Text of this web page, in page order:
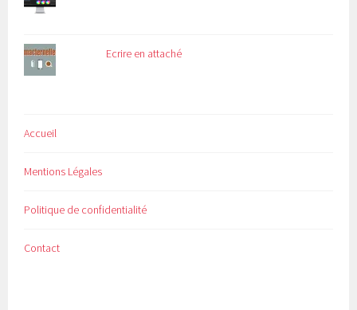
Ecrire en attaché
Accueil
Mentions Légales
Politique de confidentialité
Contact